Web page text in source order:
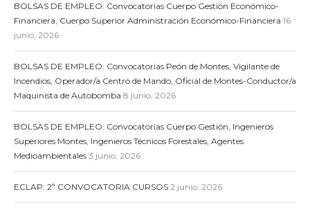
BOLSAS DE EMPLEO: Convocatorias Cuerpo Gestión Económico-
Financiera, Cuerpo Superior Administración Económico-Financiera 16
junio, 2026
BOLSAS DE EMPLEO: Convocatorias Peón de Montes, Vigilante de
Incendios, Operador/a Centro de Mando, Oficial de Montes-Conductor/a
Maquinista de Autobomba 8 junio, 2026
BOLSAS DE EMPLEO: Convocatorias Cuerpo Gestión, Ingenieros
Superiores Montes, Ingenieros Técnicos Forestales, Agentes
Medioambientales 3 junio, 2026
ECLAP: 2ª CONVOCATORIA CURSOS 2 junio, 2026